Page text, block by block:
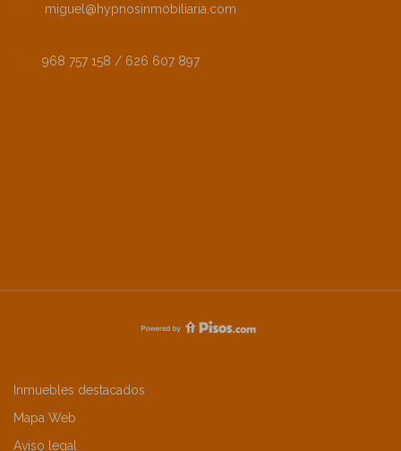
miguel@hypnosinmobiliaria.com
968 757 158 / 626 607 897
Inmuebles destacados
Mapa Web
Aviso legal